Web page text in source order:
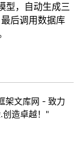
型，自动生成三
后调用数据库
架文库网 - 致力
创造卓越！"